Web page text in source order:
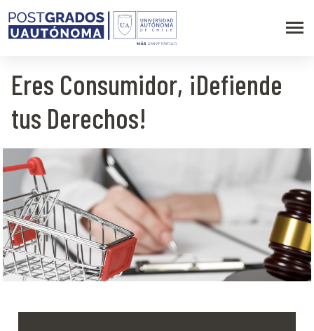
Eres Consumidor, ¡Defiende
tus Derechos!